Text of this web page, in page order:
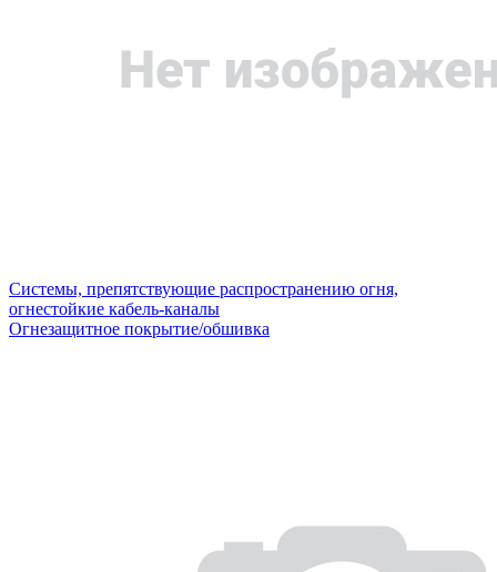
Системы, препятствующие распространению огня,
огнестойкие кабель-каналы
Огнезащитное покрытие/обшивка